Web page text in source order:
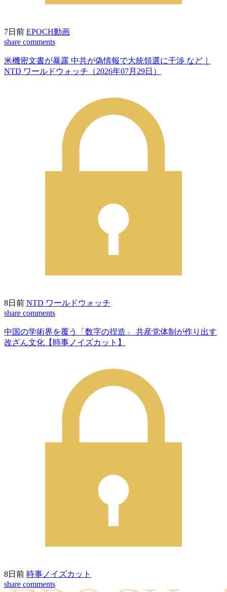
7日前 EPOCH動画
share comments
米機密文書が暴露 中共が偽情報で大統領選に干渉 など｜
NTD ワールドウォッチ（2026年07月29日）
8日前 NTD ワールドウォッチ
share comments
中国の学術界を覆う「数字の捏造」 共産党体制が作り出す
改ざん文化【時事ノイズカット】
8日前 時事ノイズカット
share comments